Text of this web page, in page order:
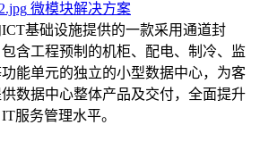
微模块解决方案
基础设施提供的一款采用通道封
含工程预制的机柜、配电、制冷、监
能单元的独立的小型数据中心，为客
供数据中心整体产品及交付，全面提升
服务管理水平。